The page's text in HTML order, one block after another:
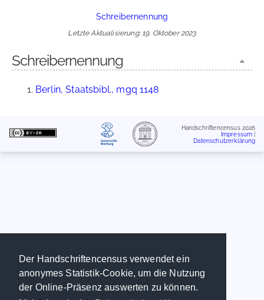
Der Handschriftencensus verwendet ein
anonymes Statistik-Cookie, um die Nutzung
der Online-Präsenz auswerten zu können.
Schreibernennung
Letzte Aktualisierung: 19. Oktober 2023
Schreibernennung
Berlin, Staatsbibl., mgq 1148
Handschriftencensus 2026
Impressum
Datenschutzerklärung